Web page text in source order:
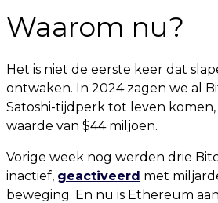
Waarom nu?
Het is niet de eerste keer dat
ontwaken. In 2024 zagen we al
Satoshi-tijdperk tot leven
waarde van $44 miljoen.
Vorige week nog werden drie
inactief, geactiveerd met
beweging. En nu is Ethereum